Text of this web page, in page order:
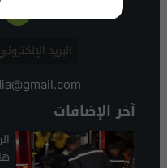
آخر الإضافات